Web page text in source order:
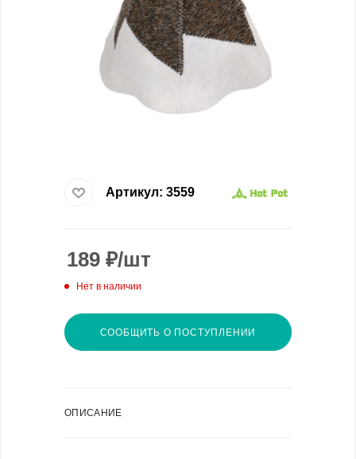
Артикул: 3559
189 ₽/шт
Нет в наличии
СООБЩИТЬ О ПОСТУПЛЕНИИ
ОПИСАНИЕ